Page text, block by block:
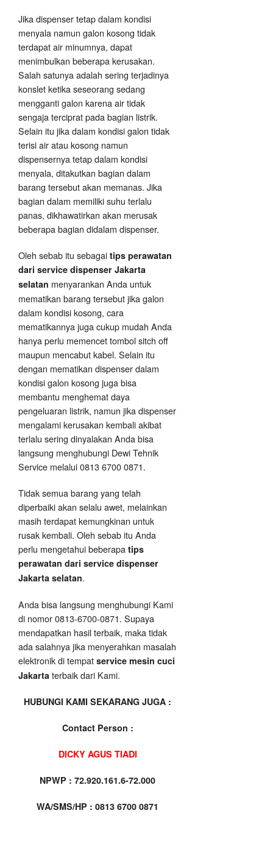
Jika dispenser tetap dalam kondisi
menyala namun galon kosong tidak
terdapat air minumnya, dapat
menimbulkan beberapa kerusakan.
Salah satunya adalah sering terjadinya
konslet ketika seseorang sedang
mengganti galon karena air tidak
sengaja terciprat pada bagian listrik.
Selain itu jika dalam kondisi galon tidak
terisi air atau kosong namun
dispensernya tetap dalam kondisi
menyala, ditakutkan bagian dalam
barang tersebut akan memanas. Jika
bagian dalam memiliki suhu terlalu
panas, dikhawatirkan akan merusak
beberapa bagian didalam dispenser.
Oleh sebab itu sebagai tips perawatan
dari service dispenser Jakarta
selatan menyarankan Anda untuk
mematikan barang tersebut jika galon
dalam kondisi kosong, cara
mematikannya juga cukup mudah Anda
hanya perlu memencet tombol sitch off
maupun mencabut kabel. Selain itu
dengan mematikan dispenser dalam
kondisi galon kosong juga bisa
membantu menghemat daya
pengeluaran listrik, namun jika dispenser
mengalami kerusakan kembali akibat
terlalu sering dinyalakan Anda bisa
langsung menghubungi Dewi Tehnik
Service melalui 0813 6700 0871.
Tidak semua barang yang telah
diperbaiki akan selalu awet, melainkan
masih terdapat kemungkinan untuk
rusak kembali. Oleh sebab itu Anda
perlu mengetahui beberapa tips
perawatan dari service dispenser
Jakarta selatan.
Anda bisa langsung menghubungi Kami
di nomor 0813-6700-0871. Supaya
mendapatkan hasil terbaik, maka tidak
ada salahnya jika menyerahkan masalah
elektronik di tempat service mesin cuci
Jakarta terbaik dari Kami.
HUBUNGI KAMI SEKARANG JUGA :
Contact Person :
DICKY AGUS TIADI
NPWP : 72.920.161.6-72.000
WA/SMS/HP : 0813 6700 0871